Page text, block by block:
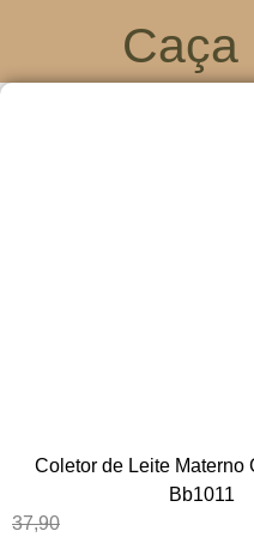
Caça
Coletor de Leite Materno
Bb1011
37,90